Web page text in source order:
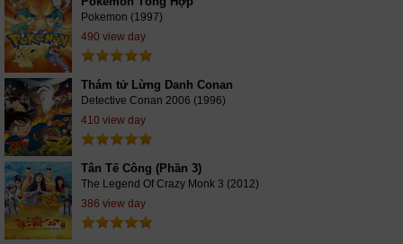
Pokemon (1997)
490 view day
Thám tử Lừng Danh Conan
Detective Conan 2006 (1996)
410 view day
Tân Tế Công (Phần 3)
The Legend Of Crazy Monk 3 (2012)
386 view day